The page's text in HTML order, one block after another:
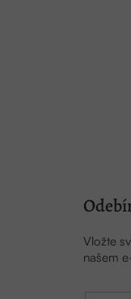
Vložte
našem